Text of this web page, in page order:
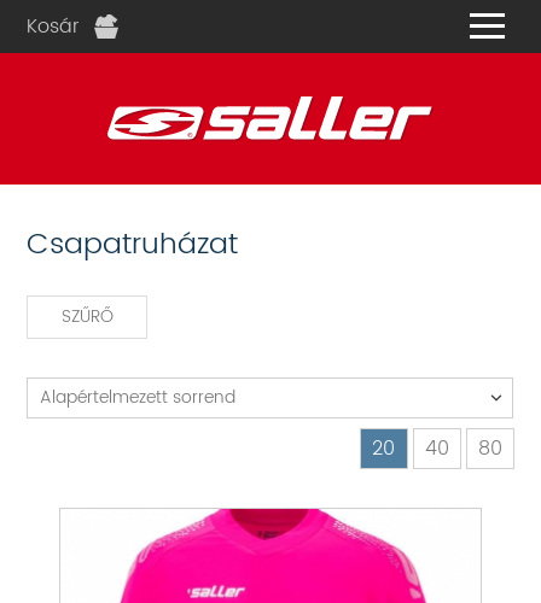
Kosár
Csapatruházat
SZŰRŐ
Alapértelmezett sorrend
20 40 80